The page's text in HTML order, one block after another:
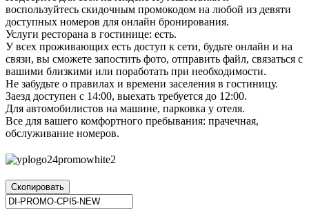
воспользуйтесь скидочным промокодом на любой из девяти
доступных номеров для онлайн бронирования.
Услуги ресторана в гостинице: есть.
У всех проживающих есть доступ к сети, будьте онлайн и на
связи, вы сможете запостить фото, отправить файл, связаться с
вашими близкими или поработать при необходимости.
Не забудьте о правилах и времени заселения в гостиницу.
Заезд доступен с 14:00, выехать требуется до 12:00.
Для автомобилистов на машине, парковка у отеля.
Все для вашего комфортного пребывания: прачечная,
обслуживание номеров.
Скопировать